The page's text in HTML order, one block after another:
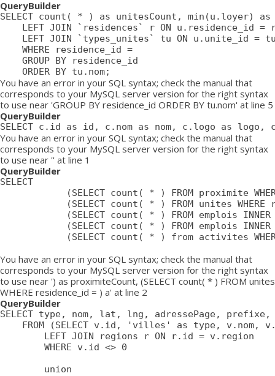
QueryBuilder
SELECT count( * ) as unitesCount, min(u.loyer) as
	ORDER BY tu.nom;
You have an error in your SQL syntax; check the manual that
corresponds to your MySQL server version for the right syntax
to use near 'GROUP BY residence_id ORDER BY tu.nom' at line 5
QueryBuilder
SELECT c.id as id, c.nom as nom, c.logo as
You have an error in your SQL syntax; check the manual that
corresponds to your MySQL server version for the right syntax
to use near '' at line 1
QueryBuilder
SELECT
You have an error in your SQL syntax; check the manual that
corresponds to your MySQL server version for the right syntax
to use near ') as proximiteCount, (SELECT count( * ) FROM unites
WHERE residence_id = ) a' at line 2
QueryBuilder
SELECT type, nom, lat, lng, adressePage, prefixe,